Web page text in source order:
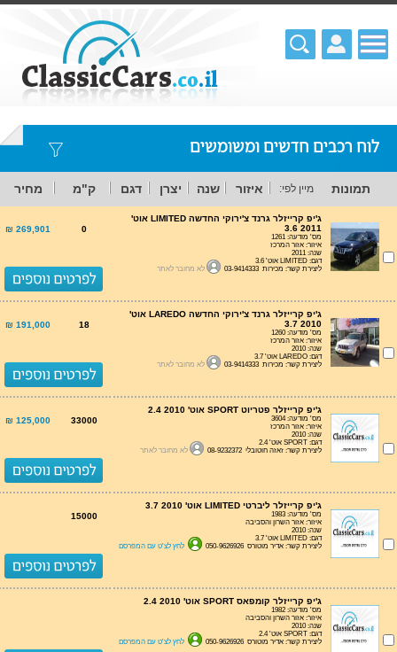
לוח רכבים חדשים ומשומשים
תמונות מיין לפי: איזור שנה יצרן דגם ק"מ מחיר
ג'יפ קרייזלר גרנד צ'ירוקי החדשה LIMITED אוט'
3.6 2011
מס' מודעה: 1261
איזור: אזור המרכז
שנה: 2011
דגם: LIMITED אוט' 3.6
ליצירת קשר: מכירות 03-9414333
לא מחובר לאתר
0
269,901 ₪
ג'יפ קרייזלר גרנד צ'ירוקי החדשה LAREDO אוט'
3.7 2010
מס' מודעה: 1260
איזור: אזור המרכז
שנה: 2010
דגם: LAREDO אוט' 3.7
ליצירת קשר: מכירות 03-9414333
לא מחובר לאתר
18
191,000 ₪
ג'יפ קרייזלר פטריוט SPORT אוט' 2.4 2010
מס' מודעה: 3604
איזור: אזור המרכז
שנה: 2010
דגם: SPORT אוט' 2.4
ליצירת קשר: זאזה חוטובלי 08-9232372
לא מחובר לאתר
33000
125,000 ₪
ג'יפ קרייזלר ליברטי LIMITED אוט' 3.7 2010
מס' מודעה: 1983
איזור: אזור השרון והסביבה
שנה: 2010
דגם: LIMITED אוט' 3.7
ליצירת קשר: אדיר מוטורס 050-9626926
לחץ לצ'ט עם המפרסם
15000
ג'יפ קרייזלר קומפאס SPORT אוט' 2.4 2010
מס' מודעה: 1982
איזור: אזור השרון והסביבה
שנה: 2010
דגם: SPORT אוט' 2.4
ליצירת קשר: אדיר מוטורס 050-9626926
לחץ לצ'ט עם המפרסם